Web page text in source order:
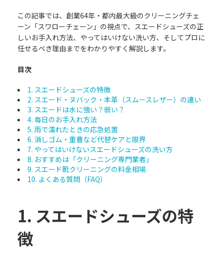
この記事では、創業64年・都内最大級のクリーニングチェ
ーン「スワローチェーン」の視点で、スエードシューズの正
しいお手入れ方法、やってはいけない洗い方、そしてプロに
任せるべき理由までをわかりやすく解説します。
目次
1. スエードシューズの特徴
2. スエード・ヌバック・本革（スムースレザー）の違い
3. スエードは水に強い？弱い？
4. 毎日のお手入れ方法
5. 雨で濡れたときの応急処置
6. 消しゴム・重曹など代替ケアと限界
7. やってはいけないスエードシューズの洗い方
8. おすすめは「クリーニング専門業者」
9. スエード靴クリーニングの料金相場
10. よくある質問（FAQ）
1. スエードシューズの特
徴